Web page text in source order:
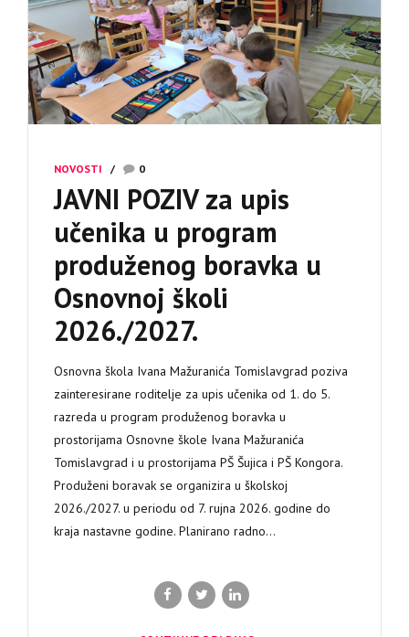
NOVOSTI 0
JAVNI POZIV za upis
učenika u program
produženog boravka u
Osnovnoj školi
2026./2027.
Osnovna škola Ivana Mažuranića Tomislavgrad poziva
zainteresirane roditelje za upis učenika od 1. do 5.
razreda u program produženog boravka u
prostorijama Osnovne škole Ivana Mažuranića
Tomislavgrad i u prostorijama PŠ Šujica i PŠ Kongora.
Produženi boravak se organizira u školskoj
2026./2027. u periodu od 7. rujna 2026. godine do
kraja nastavne godine. Planirano radno...